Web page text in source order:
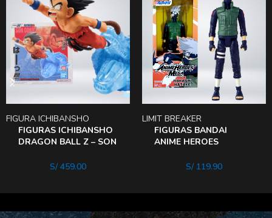
FIGURAS ICHIBANSHO
DRAGON BALL Z – SON
FIGURA ICHIBANSHO
S/459.00
FIGURAS BANDAI
ANIME HEROES
KAKASHI HATAKE
LIMIT BREAKER
S/119.90